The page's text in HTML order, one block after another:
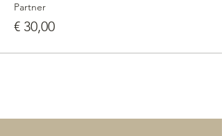
Partner
€ 30,00